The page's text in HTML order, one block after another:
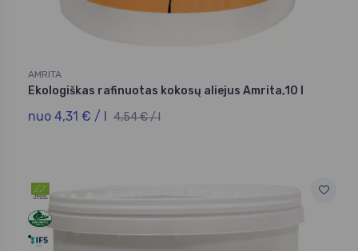
AMRITA
Ekologiškas rafinuotas kokosų aliejus Amrita,10 l
nuo 4,31 € / l 4,54 € / l